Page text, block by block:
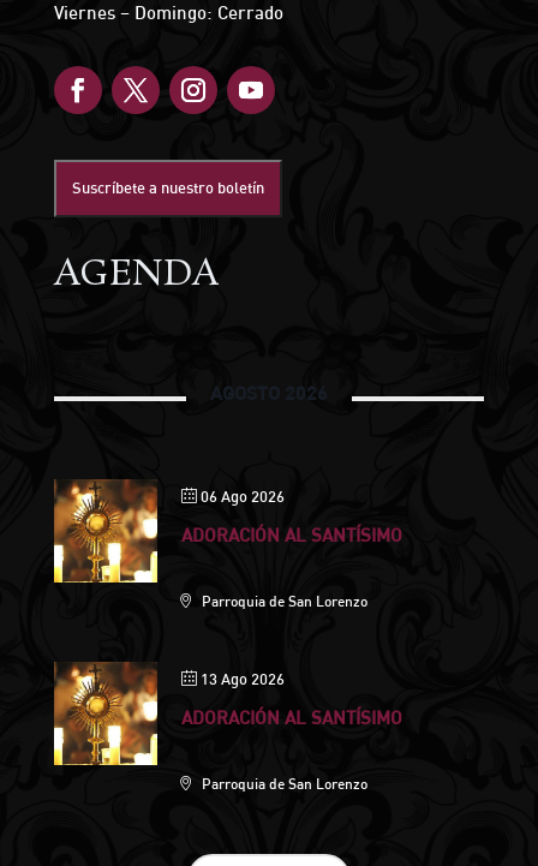
Viernes – Domingo: Cerrado
Suscríbete a nuestro boletín
AGENDA
AGOSTO 2026
06 Ago 2026
ADORACIÓN AL SANTÍSIMO
Parroquia de San Lorenzo
13 Ago 2026
ADORACIÓN AL SANTÍSIMO
Parroquia de San Lorenzo